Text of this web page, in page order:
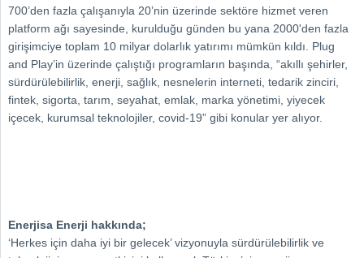
700’den fazla çalışanıyla 20’nin üzerinde sektöre hizmet veren
platform ağı sayesinde, kurulduğu günden bu yana 2000'den fazla
girişimciye toplam 10 milyar dolarlık yatırımı mümkün kıldı. Plug
and Play’in üzerinde çalıştığı programların başında, “akıllı şehirler,
sürdürülebilirlik, enerji, sağlık, nesnelerin interneti, tedarik zinciri,
fintek, sigorta, tarım, seyahat, emlak, marka yönetimi, yiyecek
içecek, kurumsal teknolojiler, covid-19” gibi konular yer alıyor.
Enerjisa Enerji hakkında;
‘Herkes için daha iyi bir gelecek’ vizyonuyla sürdürülebilirlik ve